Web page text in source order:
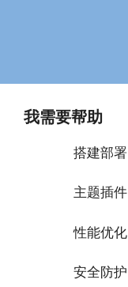
我需要帮助
搭建部署
主题插件
性能优化
安全防护